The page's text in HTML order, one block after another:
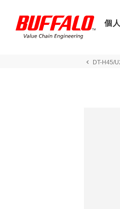
個
DT-H45/